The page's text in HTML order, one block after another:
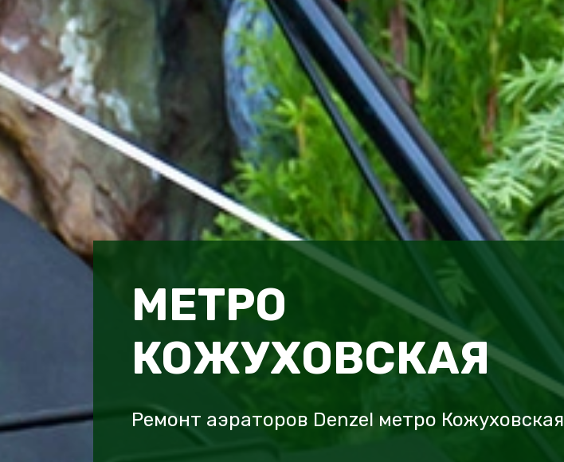
МЕТРО
КОЖУХОВСКАЯ
Ремонт аэраторов Denzel метро Кожуховская